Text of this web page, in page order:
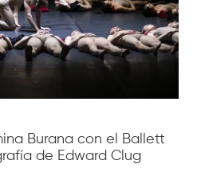
Burana con el Ballett
de Edward Clug